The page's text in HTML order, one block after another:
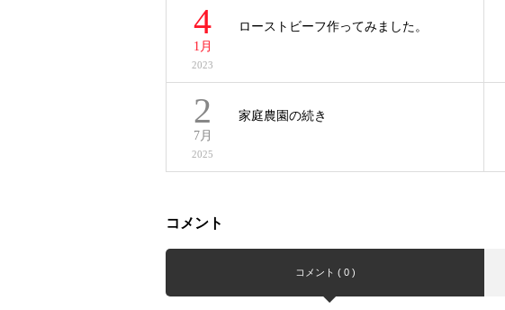
4
1月
2023
ローストビーフ作ってみました。
2
7月
2025
家庭農園の続き
コメント
コメント ( 0 )